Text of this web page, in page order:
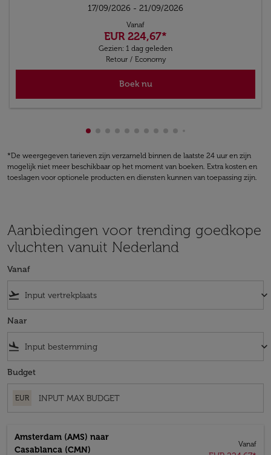
17/09/2026 - 21/09/2026
Vanaf
EUR 224,67*
Gezien: 1 dag geleden
Retour / Economy
Boek nu
Toont cmp-pagination-showing-card 1
Toont cmp-pagination-showing-card
Toont cmp-pagination-showing-
Toont cmp-pagination-showing-
Toont cmp-pagination-
Toont cmp-pagination-
Toont cmp-pagination-
Toont cmp-pagination-
Toont cmp-
Toont cmp-
*De weergegeven tarieven zijn verzameld binnen de laatste 24 uur en zijn
mogelijk niet meer beschikbaar op het moment van boeken. Extra kosten en
toeslagen voor optionele producten en diensten kunnen van toepassing zijn.
Aanbiedingen voor trending goedkope
vluchten vanuit Nederland
Vanaf
flight_takeoff keyboard_arrow_down
Naar
flight_land keyboard_arrow_down
Budget
EUR
Amsterdam (AMS) naar
Casablanca (CMN)
Vanaf